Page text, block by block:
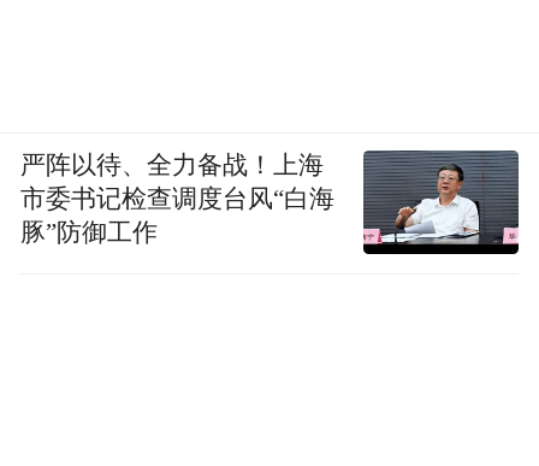
严阵以待、全力备战！上海
市委书记检查调度台风“白海
豚”防御工作